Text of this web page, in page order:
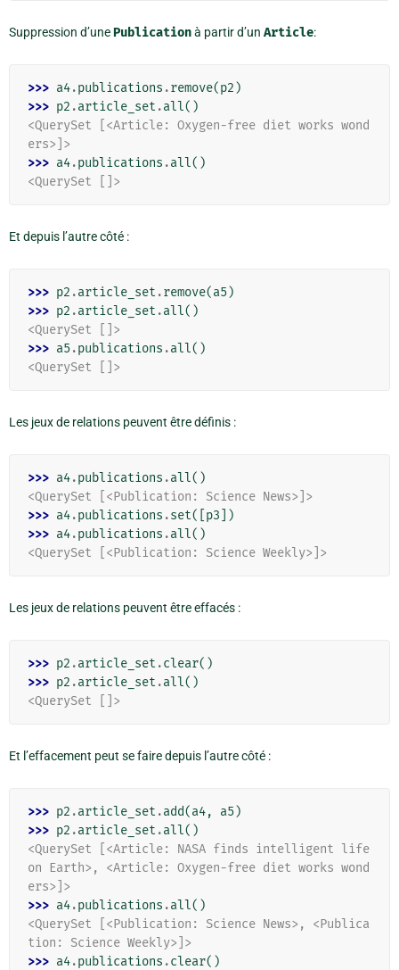
Suppression d’unePublicationà partir d’un Article:
>>> a4.publications .remove(p2 )
>>> p2 .article_set .all()
<QuerySet [<Article: Oxygen-free diet works wond
ers>]>
>>> a4.publications .all()
<QuerySet []>
Et depuis l’autre côté :
>>> p2 .article_set .remove(a5)
>>> p2 .article_set .all()
<QuerySet []>
>>> a5.publications .all()
<QuerySet []>
Les jeux de relations peuvent être définis :
>>> a4.publications .all()
<QuerySet [<Publication: Science News>]>
>>> a4.publications .set([ p3 ])
>>> a4.publications .all()
<QuerySet [<Publication: Science Weekly>]>
Les jeux de relations peuvent être effacés :
>>> p2 .article_set .clear()
>>> p2 .article_set .all()
<QuerySet []>
Et l’effacement peut se faire depuis l’autre côté :
>>> p2 .article_set .add(a4, a5)
>>> p2 .article_set .all()
<QuerySet [<Article: NASA finds intelligent life
on Earth>, <Article: Oxygen-free diet works wond
ers>]>
>>> a4.publications .all()
<QuerySet [<Publication: Science News>, <Publica
tion: Science Weekly>]>
>>> a4.publications .clear()